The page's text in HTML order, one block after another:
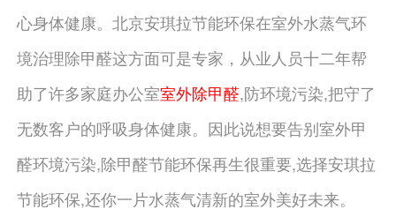
心身体健康。北京安琪拉节能环保在室外水蒸气环
境治理除甲醛这方面可是专家，从业人员十二年帮
助了许多家庭办公室室外除甲醛,防环境污染,把守了
无数客户的呼吸身体健康。因此说想要告别室外甲
醛环境污染,除甲醛节能环保再生很重要,选择安琪拉
节能环保,还你一片水蒸气清新的室外美好未来。